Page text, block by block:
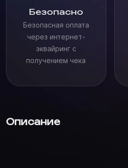
Безопасно
Безопасная оплата
через интернет-
эквайринг с
получением чека
Описание